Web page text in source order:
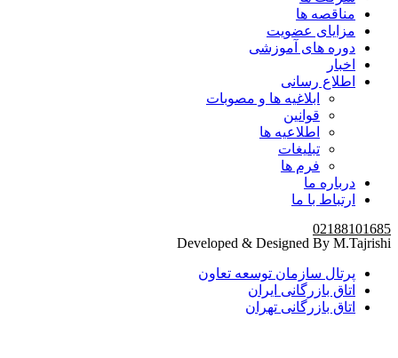
مناقصه ها
مزایای عضویت
دوره های آموزشی
اخبار
اطلاع رسانی
ابلاغیه ها و مصوبات
قوانین
اطلاعیه ها
تبلیغات
فرم ها
درباره ما
ارتباط با ما
02188101685
Developed & Designed By M.Tajrishi
پرتال سازمان توسعه تعاون
اتاق بازرگانی ایران
اتاق بازرگانی تهران